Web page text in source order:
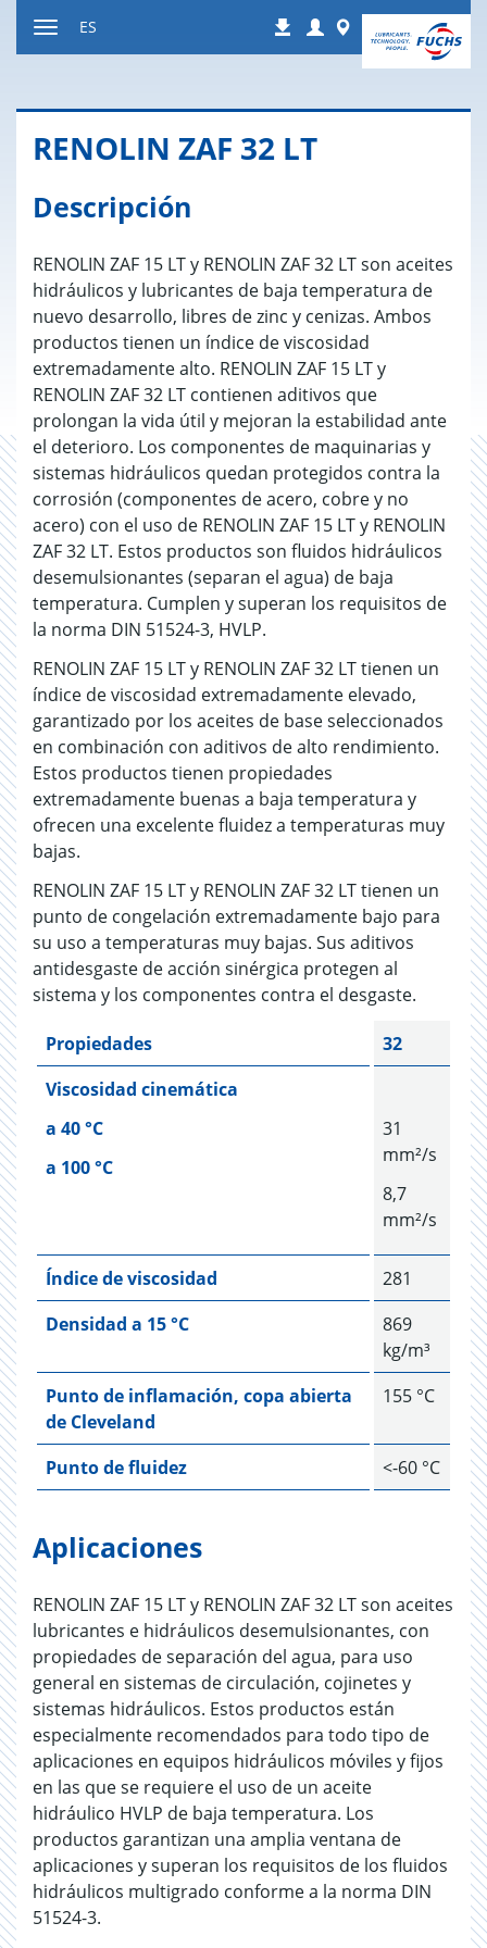
navegación
Descargas
Login Worldwide
ES
RE­NO­LIN ZAF 32 LT
Descripción
RENOLIN ZAF 15 LT y RENOLIN ZAF 32 LT son aceites
hidráulicos y lubricantes de baja temperatura de
nuevo desarrollo, libres de zinc y cenizas. Ambos
productos tienen un índice de viscosidad
extremadamente alto. RENOLIN ZAF 15 LT y
RENOLIN ZAF 32 LT contienen aditivos que
prolongan la vida útil y mejoran la estabilidad ante
el deterioro. Los componentes de maquinarias y
sistemas hidráulicos quedan protegidos contra la
corrosión (componentes de acero, cobre y no
acero) con el uso de RENOLIN ZAF 15 LT y RENOLIN
ZAF 32 LT. Estos productos son fluidos hidráulicos
desemulsionantes (separan el agua) de baja
temperatura. Cumplen y superan los requisitos de
la norma DIN 51524-3, HVLP.
RENOLIN ZAF 15 LT y RENOLIN ZAF 32 LT tienen un
índice de viscosidad extremadamente elevado,
garantizado por los aceites de base seleccionados
en combinación con aditivos de alto rendimiento.
Estos productos tienen propiedades
extremadamente buenas a baja temperatura y
ofrecen una excelente fluidez a temperaturas muy
bajas.
RENOLIN ZAF 15 LT y RENOLIN ZAF 32 LT tienen un
punto de congelación extremadamente bajo para
su uso a temperaturas muy bajas. Sus aditivos
antidesgaste de acción sinérgica protegen al
sistema y los componentes contra el desgaste.
Propiedades
32
Viscosidad cinemática
a 40 °C
a 100 °C
31
mm²/s
8,7
mm²/s
Índice de viscosidad
281
Densidad a 15 °C
869
kg/m³
Punto de inflamación, copa abierta
de Cleveland
155 °C
Punto de fluidez <-60 °C
Aplicaciones
RENOLIN ZAF 15 LT y RENOLIN ZAF 32 LT son aceites
lubricantes e hidráulicos desemulsionantes, con
propiedades de separación del agua, para uso
general en sistemas de circulación, cojinetes y
sistemas hidráulicos. Estos productos están
especialmente recomendados para todo tipo de
aplicaciones en equipos hidráulicos móviles y fijos
en las que se requiere el uso de un aceite
hidráulico HVLP de baja temperatura. Los
productos garantizan una amplia ventana de
aplicaciones y superan los requisitos de los fluidos
hidráulicos multigrado conforme a la norma DIN
51524-3.